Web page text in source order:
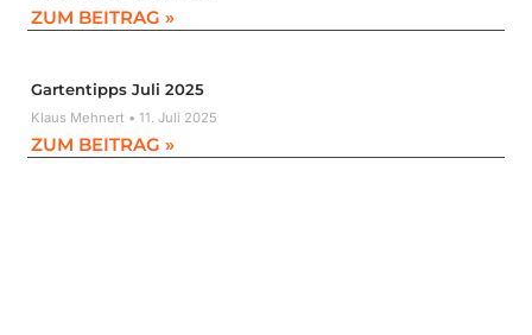
ZUM BEITRAG »
Gartentipps Juli 2025
Klaus Mehnert 11. Juli 2025
ZUM BEITRAG »